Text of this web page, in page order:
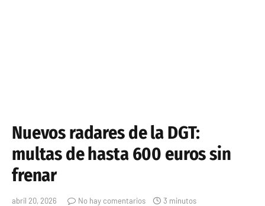
Nuevos radares de la DGT:
multas de hasta 600 euros sin
frenar
abril 20, 2026 No hay comentarios 3 minutos